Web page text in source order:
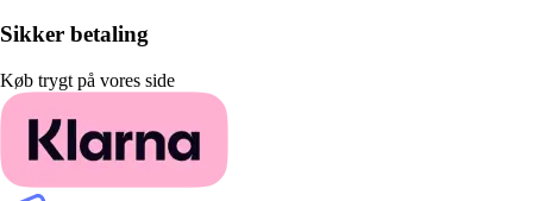
Sikker betaling
Køb trygt på vores side